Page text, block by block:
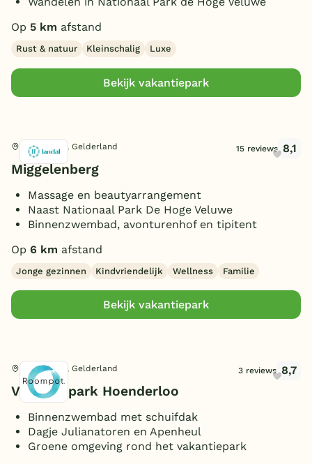
Op 5 km afstand
Rust & natuur Kleinschalig Luxe
Bekijk vakantiepark
Hoenderloo, Gelderland 15 reviews 8,1
Miggelenberg
Massage en beautyarrangement
Naast Nationaal Park De Hoge Veluwe
Binnenzwembad, avonturenhof en tipitent
Op 6 km afstand
Jonge gezinnen Kindvriendelijk Wellness Familie
Bekijk vakantiepark
Hoenderloo, Gelderland 3 reviews 8,7
Vakantiepark Hoenderloo
Binnenzwembad met schuifdak
Dagje Julianatoren en Apenheul
Groene omgeving rond het vakantiepark